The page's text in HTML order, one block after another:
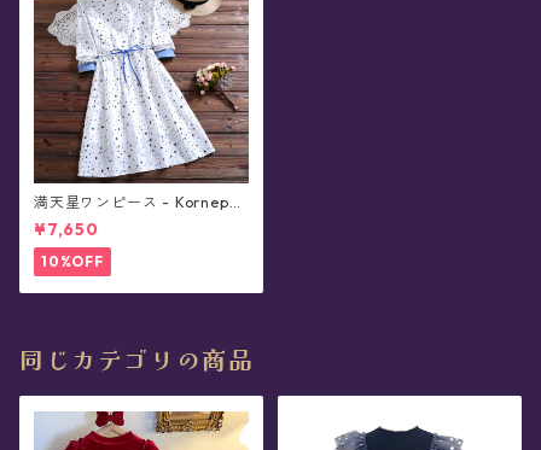
満天星ワンピース - Kornepho
ros
¥7,650
10%OFF
同じカテゴリの商品